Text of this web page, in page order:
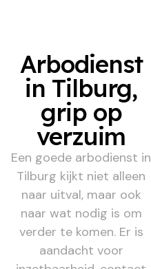
Arbodienst
in Tilburg,
grip op
verzuim
Een goede arbodienst in
Tilburg kijkt niet alleen
naar uitval, maar ook
naar wat nodig is om
verder te komen. Er is
aandacht voor